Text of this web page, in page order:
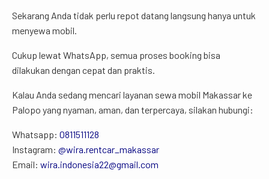
Sekarang Anda tidak perlu repot datang langsung hanya untuk
menyewa mobil.
Cukup lewat WhatsApp, semua proses booking bisa
dilakukan dengan cepat dan praktis.
Kalau Anda sedang mencari layanan sewa mobil Makassar ke
Palopo yang nyaman, aman, dan terpercaya, silakan hubungi:
Whatsapp: 0811511128
Instagram: @wira.rentcar_makassar
Email: wira.indonesia22@gmail.com